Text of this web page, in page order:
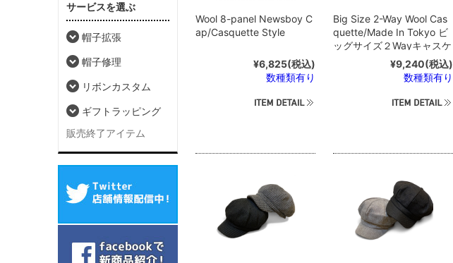
Wool 8-panel Newsboy C
ap/Casquette Style
¥6,825(税込)
数種類有り
Big Size 2-Way Wool Cas
quette/Made In Tokyo ビ
ッグサイズ２Wayキャスケ
¥9,240(税込)
数種類有り
サービスを選ぶ
帽子拡張
帽子修理
リボンカスタム
ギフトラッピング
販売終了アイテム